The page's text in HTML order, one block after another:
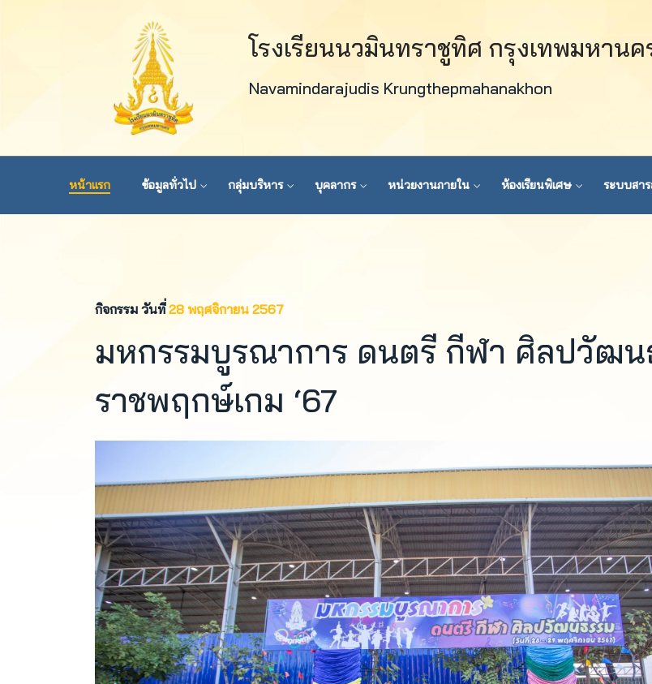
โรงเรียนนวมินทราชูทิศ กรุงเทพมหานค
Navamindarajudis Krungthepmahanakhon
หน้าแรก ข้อมูลทั่วไป กลุ่มบริหาร บุคลากร หน่วยงานภายใน ห้องเรียนพิเศษ ระบบสา
กิจกรรม วันที่28 พฤศจิกายน 2567
มหกรรมบูรณาการ ดนตรี กีฬา ศิลปวัฒน
ราชพฤกษ์เกม ‘67